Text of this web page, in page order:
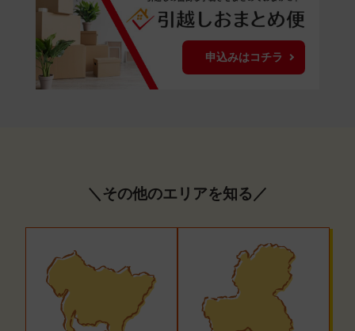
申込みはコチラ
＼その他のエリアを知る／